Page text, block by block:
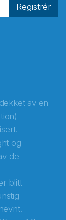
Registrér
av en
og
de
blitt